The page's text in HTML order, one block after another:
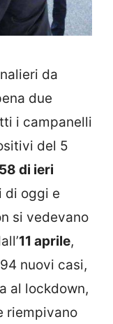
da
due
i campanelli
del 5
di ieri
di oggi e
si vedevano
11 aprile,
nuovi casi,
al lockdown,
riempivano